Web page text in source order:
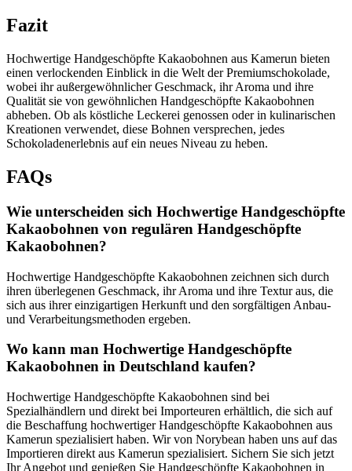
Fazit
Hochwertige Handgeschöpfte Kakaobohnen aus Kamerun bieten
einen verlockenden Einblick in die Welt der Premiumschokolade,
wobei ihr außergewöhnlicher Geschmack, ihr Aroma und ihre
Qualität sie von gewöhnlichen Handgeschöpfte Kakaobohnen
abheben. Ob als köstliche Leckerei genossen oder in kulinarischen
Kreationen verwendet, diese Bohnen versprechen, jedes
Schokoladenerlebnis auf ein neues Niveau zu heben.
FAQs
Wie unterscheiden sich Hochwertige Handgeschöpfte
Kakaobohnen von regulären Handgeschöpfte
Kakaobohnen?
Hochwertige Handgeschöpfte Kakaobohnen zeichnen sich durch
ihren überlegenen Geschmack, ihr Aroma und ihre Textur aus, die
sich aus ihrer einzigartigen Herkunft und den sorgfältigen Anbau-
und Verarbeitungsmethoden ergeben.
Wo kann man Hochwertige Handgeschöpfte
Kakaobohnen in Deutschland kaufen?
Hochwertige Handgeschöpfte Kakaobohnen sind bei
Spezialhändlern und direkt bei Importeuren erhältlich, die sich auf
die Beschaffung hochwertiger Handgeschöpfte Kakaobohnen aus
Kamerun spezialisiert haben. Wir von Norybean haben uns auf das
Importieren direkt aus Kamerun spezialisiert. Sichern Sie sich jetzt
Ihr Angebot und genießen Sie Handgeschöpfte Kakaobohnen in